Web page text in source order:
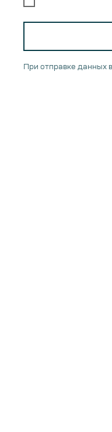
При отправке данных